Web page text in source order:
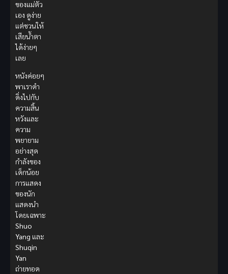
ของแม่ตัว
เอง ดูง่าย
แต่ชวนให้
เสียน้ำตา
ได้ง่ายๆ
เลย
หนังค่อยๆ
พาเราดำ
ดิ่งไปกับ
ความสิ้น
หวังและ
ความ
พยายาม
อย่างสุด
กำลังของ
เด็กน้อย
การแสดง
ของนัก
แสดงนำ
โดยเฉพาะ
Shuo
Yang และ
Shuqin
Yan
ถ่ายทอด